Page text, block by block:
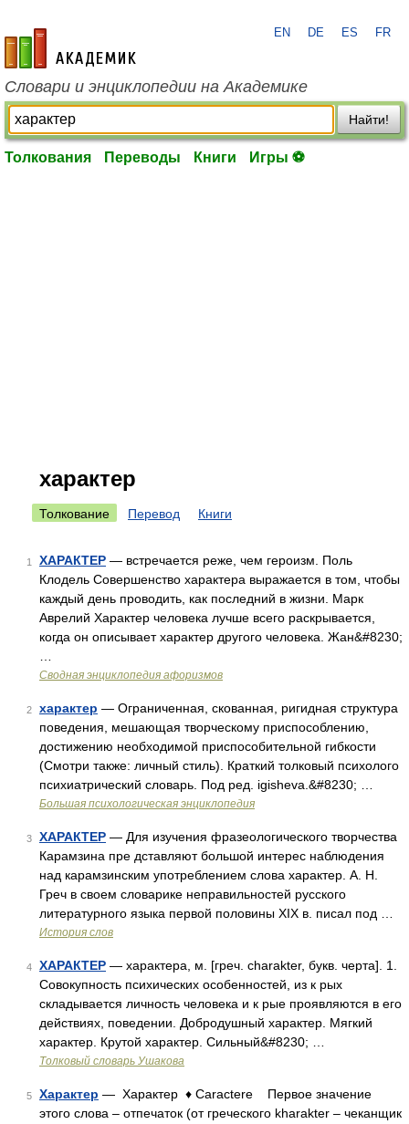
academic.ru
EN DE ES FR
Словари и энциклопедии на Академике
Найти!
Толкования Переводы Книги Игры ⚽
характер
Толкование Перевод Книги
1 ХАРАКТЕР — встречается реже, чем героизм. Поль
Клодель Совершенство характера выражается в том, чтобы
каждый день проводить, как последний в жизни. Марк
Аврелий Характер человека лучше всего раскрывается,
когда он описывает характер другого человека. Жан&#8230;
Сводная энциклопедия афоризмов
2 характер — Ограниченная, скованная, ригидная структура
поведения, мешающая творческому приспособлению,
достижению необходимой приспособительной гибкости
(Смотри также: личный стиль). Краткий толковый психолого
психиатрический словарь. Под ред. igisheva.&#8230; …
Большая психологическая энциклопедия
3 ХАРАКТЕР — Для изучения фразеологического творчества
Карамзина пре дставляют большой интерес наблюдения
над карамзинским употреблением слова характер. А. Н.
Греч в своем словарике неправильностей русского
литературного языка первой половины XIX в. писал под …
История слов
4 ХАРАКТЕР — характера, м. [греч. charakter, букв. черта]. 1.
Совокупность психических особенностей, из к рых
складывается личность человека и к рые проявляются в его
действиях, поведении. Добродушный характер. Мягкий
характер. Крутой характер. Сильный&#8230; …
Толковый словарь Ушакова
5 Характер — Характер ♦ Caractere Первое значение
этого слова – отпечаток (от греческого kharakter – чеканщик